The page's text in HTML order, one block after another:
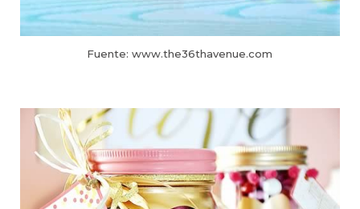
Fuente: www.the36thavenue.com